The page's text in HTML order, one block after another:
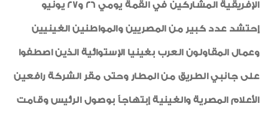
الإفريقية المشاركين في القمة يومي 26 و27 يونيو
إحتشد عدد كبير من المصريين والمواطنين الغينيين
وعمال المقاولون العرب بغينيا الإستوائية الذين اصطفوا
على جانبي الطريق من المطار وحتى مقر الشركة رافعين
الأعلام المصرية والغينية إبتهاجاً بوصول الرئيس وقامت